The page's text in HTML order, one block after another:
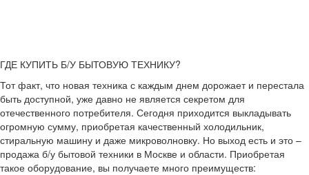
ГДЕ КУПИТЬ Б/У БЫТОВУЮ ТЕХНИКУ?
Тот факт, что новая техника с каждым днем дорожает и перестала
быть доступной, уже давно не является секретом для
отечественного потребителя. Сегодня приходится выкладывать
огромную сумму, приобретая качественный холодильник,
стиральную машину и даже микроволновку. Но выход есть и это –
продажа б/у бытовой техники в Москве и области. Приобретая
такое оборудование, вы получаете много преимуществ: